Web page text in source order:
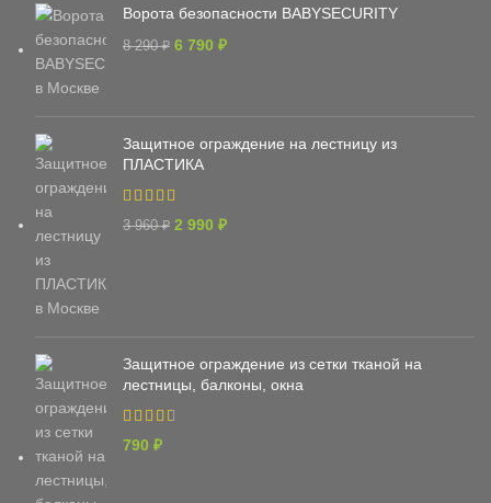
Ворота безопасности BABYSECURITY
8 290₽ 6 790 ₽
Защитное ограждение на лестницу из
ПЛАСТИКА
3 960₽ 2 990 ₽
Защитное ограждение из сетки тканой на
лестницы, балконы, окна
790 ₽